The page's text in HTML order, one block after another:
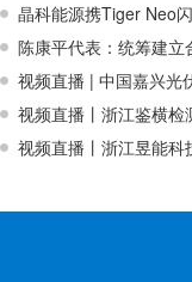
晶科能源携Tiger Neo
陈康平代表：统筹建立
视频直播 | 中国嘉兴光
视频直播丨浙江鉴横检
视频直播丨浙江昱能科